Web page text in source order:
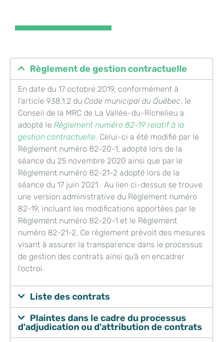
Règlement de gestion contractuelle
En date du 17 octobre 2019, conformément à
l’article 938.1.2 du Code municipal du Québec, le
Conseil de la MRC de La Vallée-du-Richelieu a
adopté le Règlement numéro 82-19 relatif à la
gestion contractuelle. Celui-ci a été modifié par le
Règlement numéro 82-20-1, adopté lors de la
séance du 25 novembre 2020 ainsi que par le
Règlement numéro 82-21-2 adopté lors de la
séance du 17 juin 2021. Au lien ci-dessus se trouve
une version administrative du Règlement numéro
82-19, incluant les modifications apportées par le
Règlement numéro 82-20-1 et le Règlement
numéro 82-21-2. Ce règlement prévoit des mesures
visant à assurer la transparence dans le processus
de gestion des contrats ainsi qu’à en encadrer
l’octroi.
Liste des contrats
Plaintes dans le cadre du processus
d'adjudication ou d'attribution de contrats